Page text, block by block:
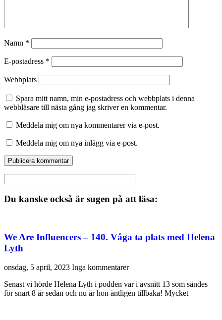
Namn *
E-postadress *
Webbplats
Spara mitt namn, min e-postadress och webbplats i denna
webbläsare till nästa gång jag skriver en kommentar.
Meddela mig om nya kommentarer via e-post.
Meddela mig om nya inlägg via e-post.
Du kanske också är sugen på att läsa:
We Are Influencers – 140. Våga ta plats med Helena
Lyth
onsdag, 5 april, 2023 Inga kommentarer
Senast vi hörde Helena Lyth i podden var i avsnitt 13 som sändes
för snart 8 år sedan och nu är hon äntligen tillbaka! Mycket